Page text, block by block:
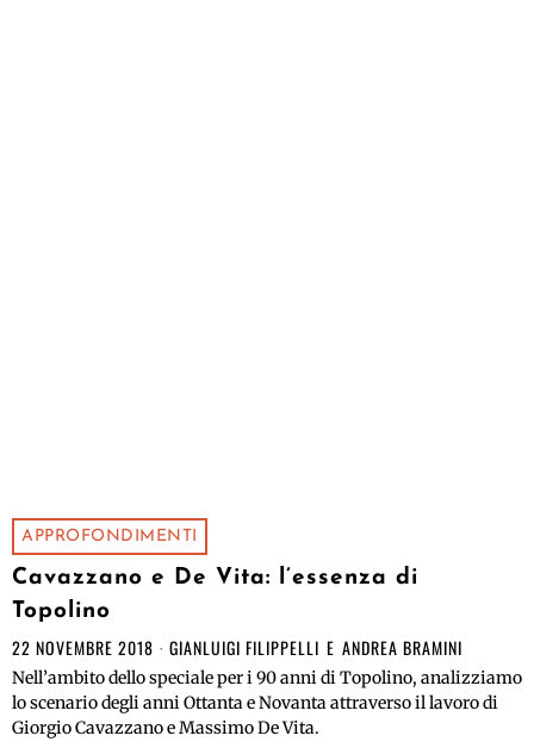
APPROFONDIMENTI
Cavazzano e De Vita: l’essenza di
Topolino
22 NOVEMBRE 2018 GIANLUIGI FILIPPELLI E ANDREA BRAMINI
Nell’ambito dello speciale per i 90 anni di Topolino, analizziamo
lo scenario degli anni Ottanta e Novanta attraverso il lavoro di
Giorgio Cavazzano e Massimo De Vita.